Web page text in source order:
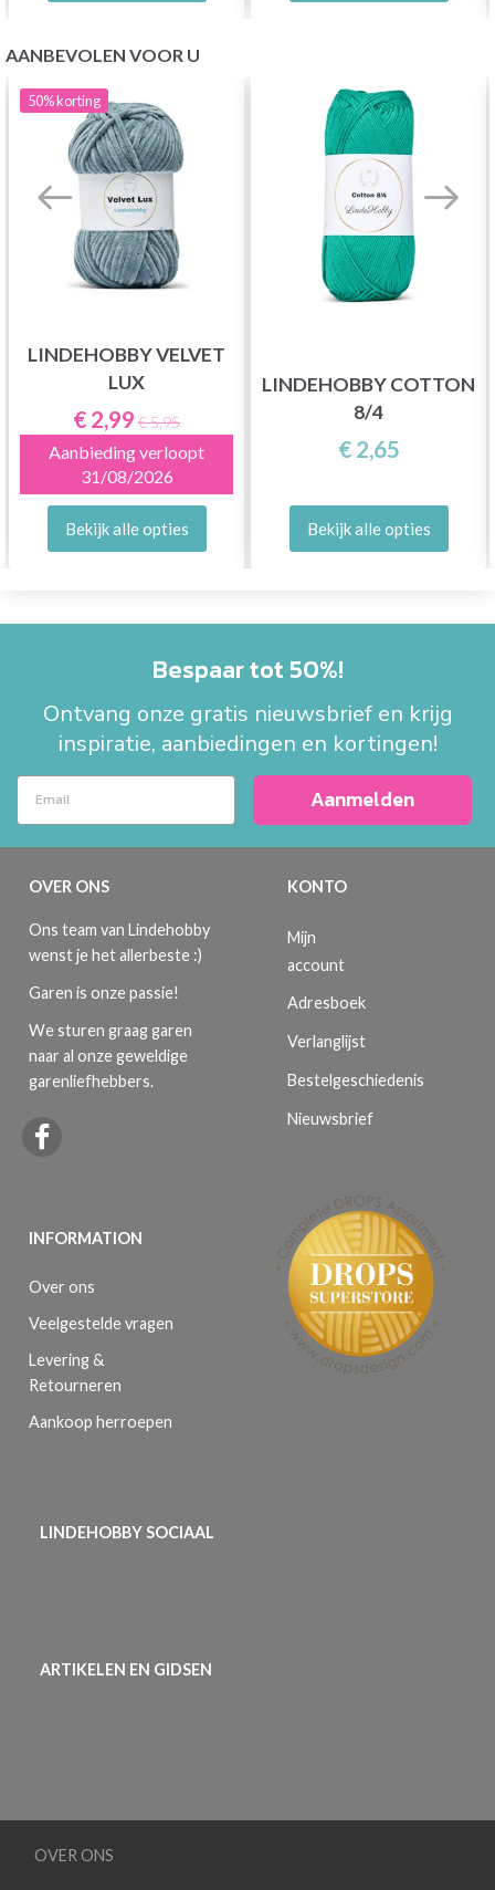
AANBEVOLEN VOOR U
50%korting
LINDEHOBBY VELVET
LUX
€ 2,99 € 5,95
Aanbieding verloopt
31/08/2026
Bekijk alle opties
LINDEHOBBY COTTON
8/4
€ 2,65
Bekijk alle opties
Bespaar tot 50%!
Ontvang onze gratis nieuwsbrief en krijg
inspiratie, aanbiedingen en kortingen!
Aanmelden
OVER ONS
Ons team van Lindehobby
wenst je het allerbeste :)
Garen is onze passie!
We sturen graag garen
naar al onze geweldige
garenliefhebbers.
INFORMATION
Over ons
Veelgestelde vragen
Levering &
Retourneren
Aankoop herroepen
KONTO
Mijn
account
Adresboek
Verlanglijst
Bestelgeschiedenis
Nieuwsbrief
LINDEHOBBY SOCIAAL
ARTIKELEN EN GIDSEN
OVER ONS